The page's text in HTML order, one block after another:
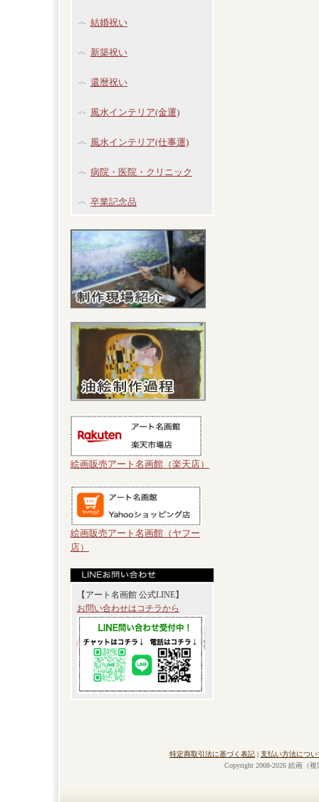
結婚祝い
新築祝い
還暦祝い
風水インテリア(金運)
風水インテリア(仕事運)
病院・医院・クリニック
卒業記念品
絵画販売アート名画館（楽天店）
絵画販売アート名画館（ヤフー
店）
【アート名画館 公式LINE】
お問い合わせはコチラから
特定商取引法に基づく表記 | 支払い方法につい
Copyright 2008-2026 絵画（